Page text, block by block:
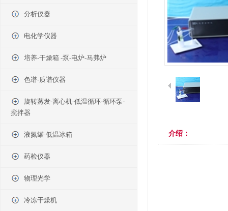
分析仪器
电化学仪器
培养-干燥箱 -泵-电炉-马弗炉
色谱-质谱仪器
旋转蒸发-离心机-低温循环-循环泵-
搅拌器
液氮罐-低温冰箱
药检仪器
物理光学
冷冻干燥机
介绍：